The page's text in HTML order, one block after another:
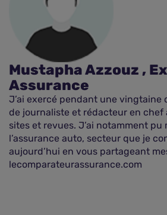
Mustapha Azzouz ,
Assurance
J’ai exercé pendant une vingtaine
de journaliste et rédacteur en chef
sites et revues. J’ai notamment pu
l’assurance auto, secteur que je
aujourd’hui en vous partageant
lecomparateurassurance.com